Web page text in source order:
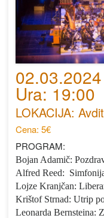
02.03.2024
Ura: 19:00
LOKACIJA:
Cena: 5€
PROGRAM:
Bojan Adamič:
Alfred Reed:
Lojze Kranjčan:
Krištof Strnad: Utrip
Leonarda Bernsteina: